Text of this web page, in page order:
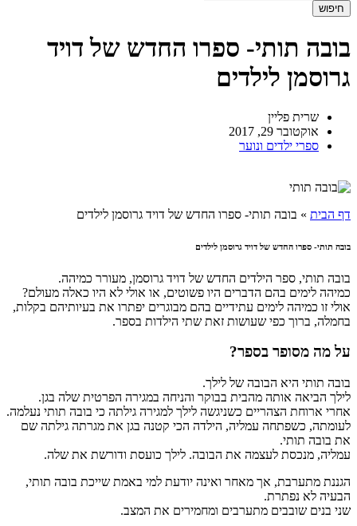
חיפוש
בובה תותי- ספרו החדש של דויד
גרוסמן לילדים
שרית פליין
אוקטובר 29, 2017
ספרי ילדים ונוער
דף הבית» בובה תותי- ספרו החדש של דויד גרוסמן לילדים
בובה תותי- ספרו החדש של דויד גרוסמן לילדים
בובה תותי, ספר הילדים החדש של דויד גרוסמן, מעורר כמיהה.
כמיהה לימים בהם הדברים היו פשוטים, או אולי לא היו כאלה מעולם?
אולי זו כמיהה לימים עתידיים בהם מבוגרים יפתרו את בעיותיהם בקלות,
בחמלה, ברוך כפי שעושות זאת שתי הילדות בספר.
על מה מסופר בספר?
בובה תותי היא הבובה של לילך.
לילך הביאה אותה מהבית בבוקר והניחה במגירה הפרטית שלה בגן.
אחרי ארוחת הצהריים כשניגשה לילך למגירה גילתה כי בובה תותי נעלמה.
לעומתה, כשפתחה עמליה, הילדה הכי קטנה בגן את מגרתה גילתה שם
את בובה תותי.
עמליה, מנכסת לעצמה את הבובה. לילך כועסת ודורשת את שלה.
הגננת מתערבת, אך מאחר ואינה יודעת למי באמת שייכת בובה תותי,
הבעיה לא נפתרת.
שני בנים שובבים מתערבים ומחמירים את המצב.